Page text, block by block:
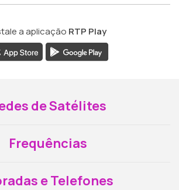
a aplicação RTP Play
de Satélites
Frequências
e Telefones